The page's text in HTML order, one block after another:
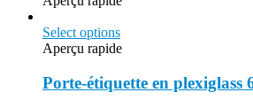
Select options
Aperçu rapide
Porte-étiquette en plexiglass